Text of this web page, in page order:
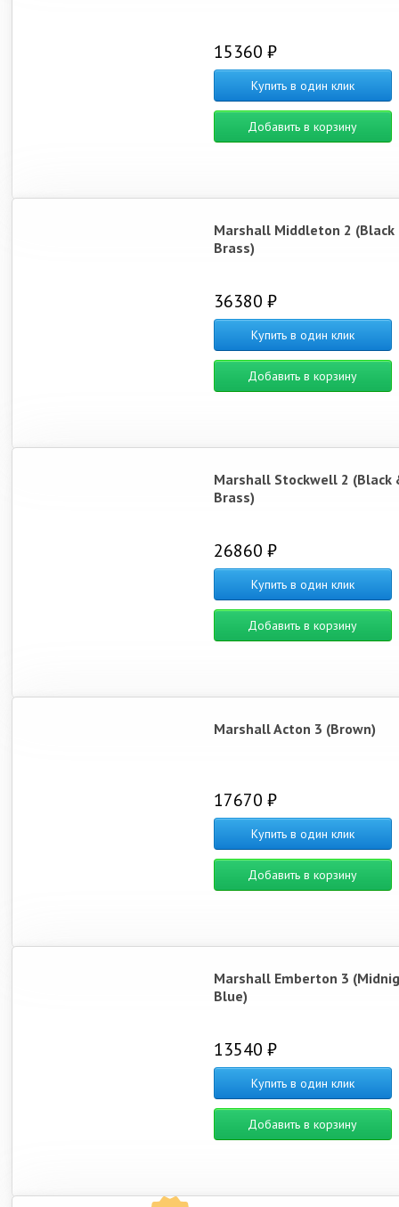
15360 ₽
Купить в один клик
Добавить в корзину
Marshall Middleton 2 (Black
Brass)
36380 ₽
Купить в один клик
Добавить в корзину
Marshall Stockwell 2 (Black
Brass)
26860 ₽
Купить в один клик
Добавить в корзину
Marshall Acton 3 (Brown)
17670 ₽
Купить в один клик
Добавить в корзину
Marshall Emberton 3
Blue)
13540 ₽
Купить в один клик
Добавить в корзину